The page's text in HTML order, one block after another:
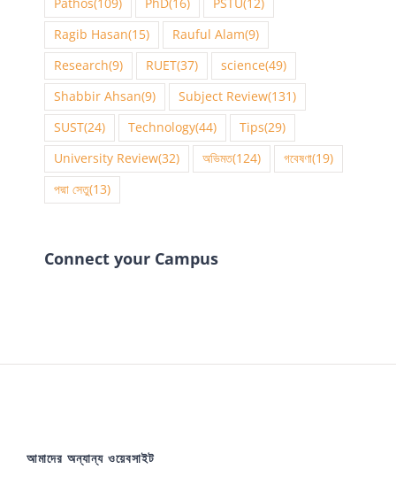
Pathos(109) PhD(16) PSTU(12)
Ragib Hasan(15) Rauful Alam(9)
Research(9) RUET(37) science(49)
Shabbir Ahsan(9) Subject Review(131)
SUST(24) Technology(44) Tips(29)
University Review(32) অভিমত(124) গবেষণা(19)
পদ্মা সেতু(13)
Connect your Campus
আমাদের অন্যান্য ওয়েবসাইট